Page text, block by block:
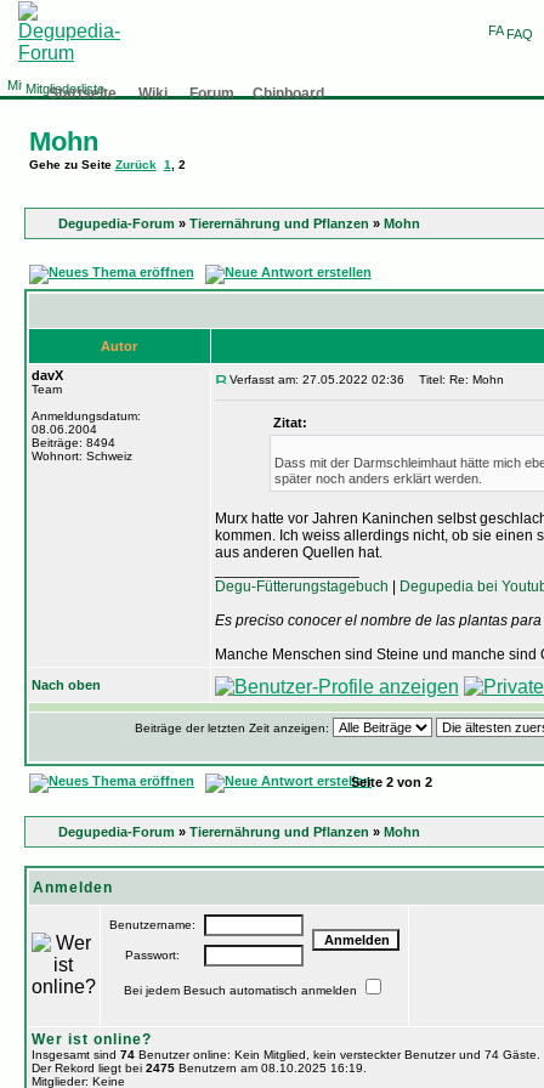
FAQ
Mitgliederliste
Startseite Wiki Forum Chinboard
Mohn
Gehe zu Seite Zurück 1 2
Degupedia-Forum » Tierernährung und Pflanzen » Mohn
Autor
davX
Team
Anmeldungsdatum:
08.06.2004
Beiträge: 8494
Wohnort: Schweiz
Verfasst am: 27.05.2022 02:36 Titel: Re: Mohn
Zitat:
Dass mit der Darmschleimhaut hätte mich
später noch anders erklärt werden.
Murx hatte vor Jahren Kaninchen selbst
kommen. Ich weiss allerdings nicht, ob sie einen
aus anderen Quellen hat.
Degu-Fütterungstagebuch
Degupedia bei
Es preciso conocer el nombre de las plantas
Manche Menschen sind Steine und manche sind
Nach oben
Beiträge der letzten Zeit anzeigen:
Seite 2 von 2
Degupedia-Forum » Tierernährung und Pflanzen » Mohn
Anmelden
Benutzername:
Passwort:
Bei jedem Besuch automatisch anmelden
Wer ist online?
Insgesamt sind 74Benutzer online: Kein Mitglied, kein versteckter Benutzer und 74
Der Rekord liegt bei 2475Benutzern am 08.10.2025 16:19.
Mitglieder: Keine